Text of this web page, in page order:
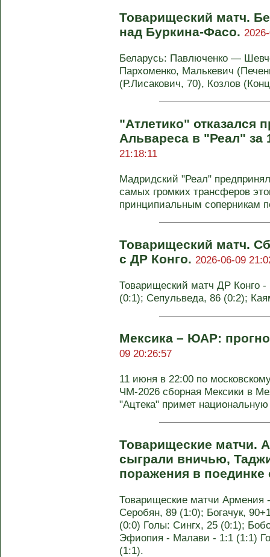
Товарищеский матч.
над Буркина-Фасо.
Беларусь: Павлюченко —
Пархоменко, Малькевич
(Р.Лисакович, 70), Козлов
"Атлетико" отказался
Альвареса в "Реал"
21:18:11
Мадридский "Реал"
самых громких трансферов
принципиальным соперникам
Товарищеский матч.
с ДР Конго. 2026-06-09
Товарищеский матч ДР Конго
(0:1); Сепульведа, 86 (0:2);
Мексика – ЮАР:
09 20:26:57
11 июня в 22:00 по
ЧМ-2026 сборная Мексики в
"Ацтека" примет
Товарищеские матчи.
сыграли вничью,
поражения в
Товарищеские матчи
Серобян, 89 (1:0); Богачук,
(0:0) Голы: Сингх, 25 (0:1);
Эфиопия - Малави - 1:1 (1:1)
(1:1).